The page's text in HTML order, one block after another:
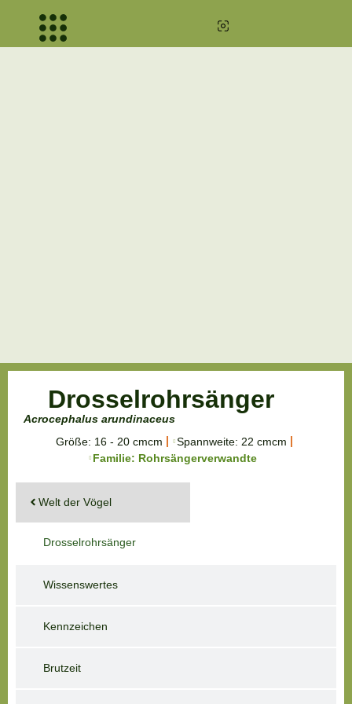
Drosselrohrsänger
Acrocephalus arundinaceus
Größe: 16 - 20 cmcm
Spannweite: 22 cmcm
Familie: Rohrsängerverwandte
Welt der Vögel
Drosselrohrsänger
Wissenswertes
Kennzeichen
Brutzeit
Acrocephalus arundinaceus